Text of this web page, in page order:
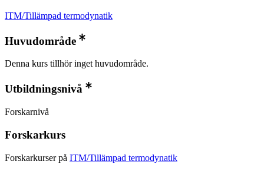
ITM/Tillämpad termodynatik
Huvudområde
Denna kurs tillhör inget huvudområde.
Utbildningsnivå
Forskarnivå
Forskarkurs
Forskarkurser på ITM/Tillämpad termodynatik